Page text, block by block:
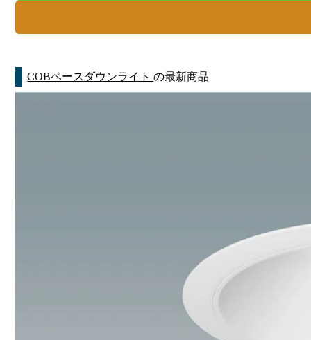
COBベースダウンライトの最新商品